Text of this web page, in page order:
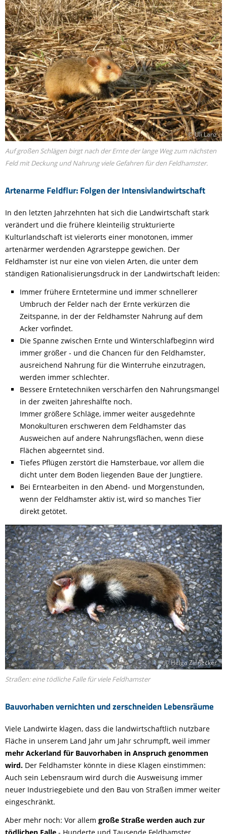
Artenarme Feldflur: Folgen der Intensivlandwirtschaft
© Uli Lanz
Auf großen Schlägen birgt nach der Ernte der lange Weg zum nächsten
Feld mit Deckung und Nahrung viele Gefahren für den Feldhamster.
In den letzten Jahrzehnten hat sich die Landwirtschaft stark
verändert und die frühere kleinteilig strukturierte
Kulturlandschaft ist vielerorts einer monotonen, immer
artenärmer werdenden Agrarsteppe gewichen. Der
Feldhamster ist nur eine von vielen Arten, die unter dem
ständigen Rationalisierungsdruck in der Landwirtschaft leiden:
Immer frühere Erntetermine und immer schnellerer
Umbruch der Felder nach der Ernte verkürzen die
Zeitspanne, in der der Feldhamster Nahrung auf dem
Acker vorfindet.
Die Spanne zwischen Ernte und Winterschlafbeginn wird
immer größer - und die Chancen für den Feldhamster,
ausreichend Nahrung für die Winterruhe einzutragen,
werden immer schlechter.
Bessere Erntetechniken verschärfen den Nahrungsmangel
in der zweiten Jahreshälfte noch.
Immer größere Schläge, immer weiter ausgedehnte
Monokulturen erschweren dem Feldhamster das
Ausweichen auf andere Nahrungsflächen, wenn diese
Flächen abgeerntet sind.
Tiefes Pflügen zerstört die Hamsterbaue, vor allem die
dicht unter dem Boden liegenden Baue der Jungtiere.
Bei Erntearbeiten in den Abend- und Morgenstunden,
wenn der Feldhamster aktiv ist, wird so manches Tier
direkt getötet.
Bauvorhaben vernichten und zerschneiden Lebensräume
© Helga Zinnecker
Straßen: eine tödliche Falle für viele Feldhamster
Viele Landwirte klagen, dass die landwirtschaftlich nutzbare
Fläche in unserem Land Jahr um Jahr schrumpft, weil immer
mehr Ackerland für Bauvorhaben in Anspruch genommen
wird. Der Feldhamster könnte in diese Klagen einstimmen:
Auch sein Lebensraum wird durch die Ausweisung immer
neuer Industriegebiete und den Bau von Straßen immer weiter
eingeschränkt.
Aber mehr noch: Vor allem große Straße werden auch zur